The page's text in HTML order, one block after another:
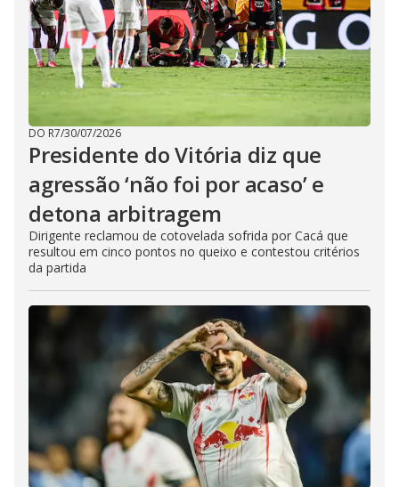
DO R7/30/07/2026
Presidente do Vitória diz que
agressão ‘não foi por acaso’ e
detona arbitragem
Dirigente reclamou de cotovelada sofrida por Cacá que
resultou em cinco pontos no queixo e contestou critérios
da partida